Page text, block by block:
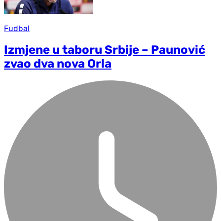
Fudbal
Izmjene u taboru Srbije – Paunović
zvao dva nova Orla